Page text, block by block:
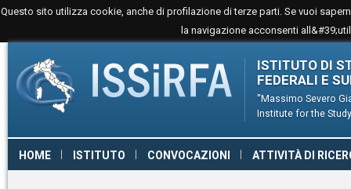
Questo sito utilizza cookie, anche di profilazione di terze parti. Se vuoi
la navigazione acconsenti
ISTITUTO DI
FEDERALI E
''Massimo Severo
Institute for the
HOME ISTITUTO CONVOCAZIONI ATTIVITÀ DI